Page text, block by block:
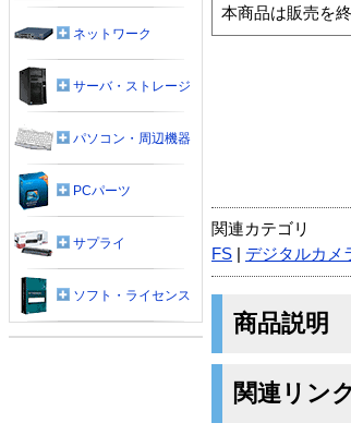
本商品は販売を
関連カテゴリ
FS
デジタルカメ
商品説明
関連リンク
ネットワーク
サーバ・ストレージ
パソコン・周辺機器
PCパーツ
サプライ
ソフト・ライセンス